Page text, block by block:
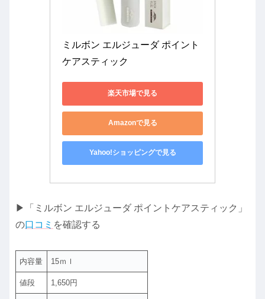
ミルボン エルジューダ ポイント
ケアスティック
楽天市場で見る
Amazonで見る
Yahoo!ショッピングで見る
▶「ミルボン エルジューダ ポイントケアスティック」
の口コミ を確認する
内容量 15ｍｌ
値段 1,650円